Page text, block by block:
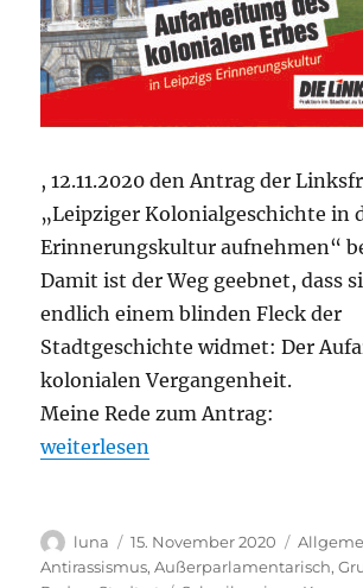
, 12.11.2020 den Antrag der
„Leipziger Kolonialgeschichte in
Erinnerungskultur aufnehmen“
Damit ist der Weg geebnet, dass
endlich einem blinden Fleck der
Stadtgeschichte widmet: Der
kolonialen Vergangenheit.
Meine Rede zum Antrag:
„Kolonialgeschichte aufarbeiten
weiterlesen
Autor
luna
Veröffentlicht
am
15. November 2020
Antirassismus,Außerparlamentarisch,